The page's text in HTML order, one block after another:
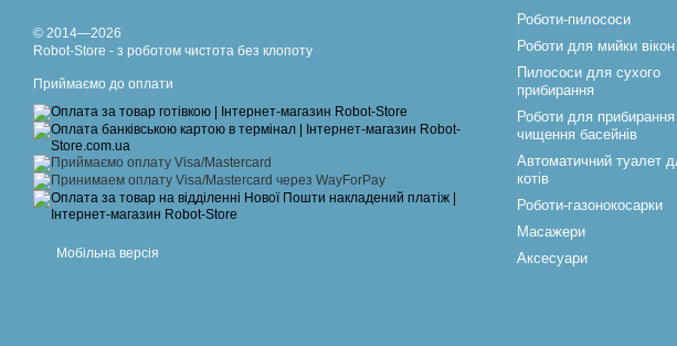
© 2014—2026
Robot-Store - з роботом чистота без клопоту
Приймаємо до оплати
Мобільна версія
Роботи-пилососи
Роботи для мийки вікон
Пилососи для сухого
прибирання
Роботи для прибирання
чищення басейнів
Автоматичний туалет
котів
Роботи-газонокосарки
Масажери
Аксесуари